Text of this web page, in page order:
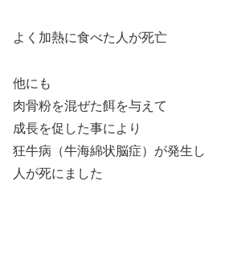
よく加熱に食べた人が死亡
他にも
肉骨粉を混ぜた餌を与えて
成長を促した事により
狂牛病（牛海綿状脳症）が発生し
人が死にました